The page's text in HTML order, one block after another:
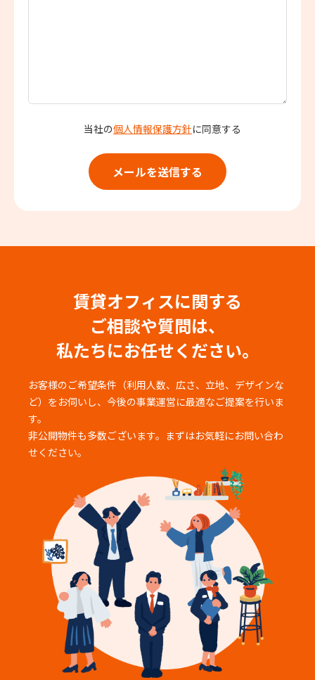
当社の個人情報保護方針に同意する
賃貸オフィスに関する
ご相談や質問は、
私たちにお任せください。
お客様のご希望条件（利用人数、広さ、立地、デザインな
ど）をお伺いし、 今後の事業運営に最適なご提案を行いま
す。
非公開物件も多数ございます。まずはお気軽にお問い合わ
せください。